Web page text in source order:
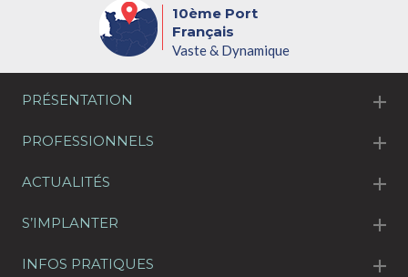
10ème Port
Français
Vaste & Dynamique
PRÉSENTATION
PROFESSIONNELS
ACTUALITÉS
S’IMPLANTER
INFOS PRATIQUES